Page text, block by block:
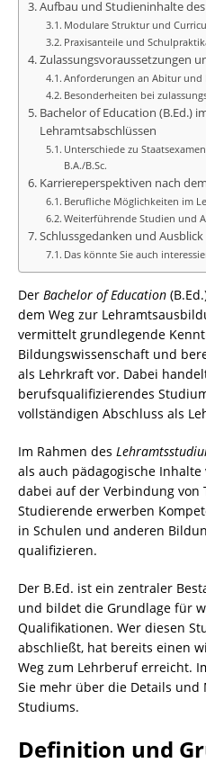
Aufbau und Studieninhalte des
Modulare Struktur und
Praxisanteile und
Zulassungsvoraussetzungen
Anforderungen an Abitur und
Besonderheiten bei
Bachelor of Education (B.Ed.)
Lehramtsabschlüssen
Unterschiede zu
B.A./B.Sc.
Karriereperspektiven nach
Berufliche Möglichkeiten im
Weiterführende Studien und
Schlussgedanken und Ausblick
Das könnte Sie auch
Der Bachelor of Education
dem Weg zur
vermittelt grundlegende
Bildungswissenschaft und
als Lehrkraft vor. Dabei
berufsqualifizierendes
vollständigen Abschluss als
Im Rahmen des
als auch pädagogische
dabei auf der Verbindung von
Studierende erwerben
in Schulen und anderen
qualifizieren.
Der B.Ed. ist ein zentraler
und bildet die Grundlage für
Qualifikationen. Wer diesen
abschließt, hat bereits einen
Weg zum Lehrberuf erreicht.
Sie mehr über die Details und
Studiums.
Definition und